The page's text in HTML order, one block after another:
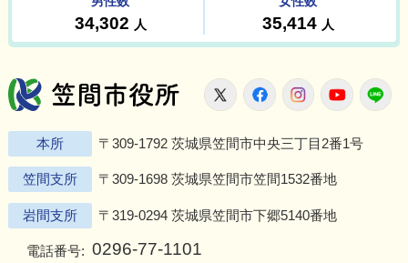
笠間市役所
X FacebookInstagram
本所 〒309-1792 茨城県笠間市中央三丁目2番1号
笠間支所 〒309-1698 茨城県笠間市笠間1532番地
岩間支所 〒319-0294 茨城県笠間市下郷5140番地
電話番号: 0296-77-1101